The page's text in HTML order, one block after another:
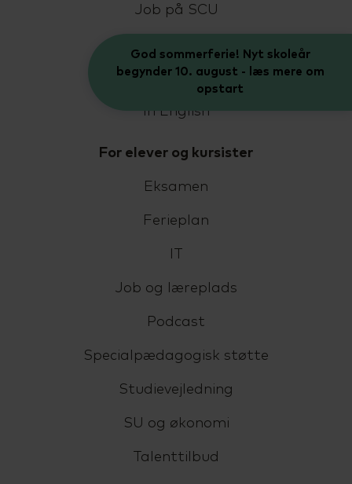
Job på SCU
Livet på SCU
In English
For elever og kursister
Eksamen
Ferieplan
Job og læreplads
Podcast
Specialpædagogisk støtte
Studievejledning
SU og økonomi
Talenttilbud
God sommerferie! Nyt skoleår
begynder 10. august - læs mere om
opstart